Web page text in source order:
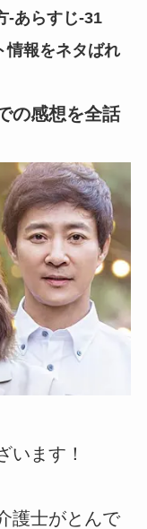
-あらすじ-31
情報をネタばれ
の感想を全話
います！
護士がとんで